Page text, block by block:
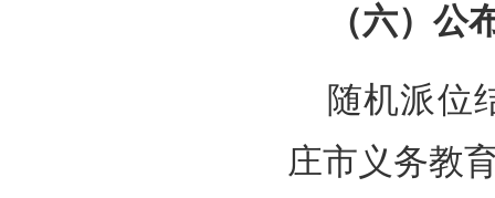
（六）公
随机派位
庄市义务教